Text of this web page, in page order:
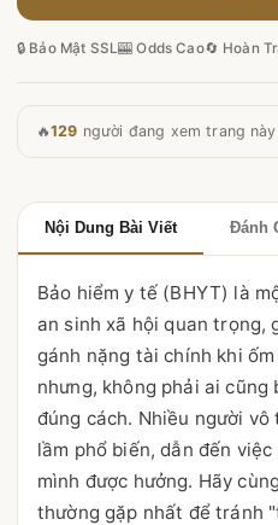
🔒 Bảo Mật SSL🎰 Odds Cao🔄 Hoàn
🔥129 người đang xem trang này
Nội Dung Bài Viết Đánh
Bảo hiểm y tế (BHYT) là
an sinh xã hội quan trọng,
gánh nặng tài chính khi
nhưng, không phải ai cũng
đúng cách. Nhiều người
lầm phổ biến, dẫn đến
mình được hưởng. Hãy
thường gặp nhất để tránh